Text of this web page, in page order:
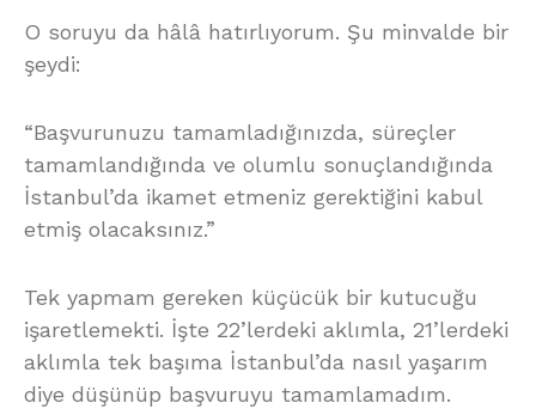
O soruyu da hâlâ hatırlıyorum. Şu minvalde bir
şeydi:
“Başvurunuzu tamamladığınızda, süreçler
tamamlandığında ve olumlu sonuçlandığında
İstanbul’da ikamet etmeniz gerektiğini kabul
etmiş olacaksınız.”
Tek yapmam gereken küçücük bir kutucuğu
işaretlemekti. İşte 22’lerdeki aklımla, 21’lerdeki
aklımla tek başıma İstanbul’da nasıl yaşarım
diye düşünüp başvuruyu tamamlamadım.